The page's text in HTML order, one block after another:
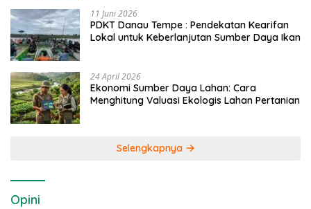
11 Juni 2026
PDKT Danau Tempe : Pendekatan Kearifan
Lokal untuk Keberlanjutan Sumber Daya Ikan
24 April 2026
Ekonomi Sumber Daya Lahan: Cara
Menghitung Valuasi Ekologis Lahan Pertanian
Selengkapnya
Opini